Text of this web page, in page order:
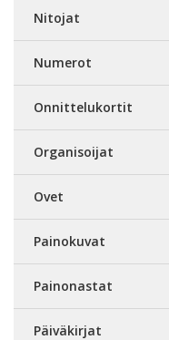
Nitojat
Numerot
Onnittelukortit
Organisoijat
Ovet
Painokuvat
Painonastat
Päiväkirjat